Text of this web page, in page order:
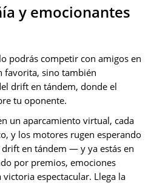
y emocionantes
podrás competir con amigos en
favorita, sino también
drift en tándem, donde el
tu oponente.
un aparcamiento virtual, cada
y los motores rugen esperando
en tándem — y ya estás en
por premios, emociones
espectacular. Llega la